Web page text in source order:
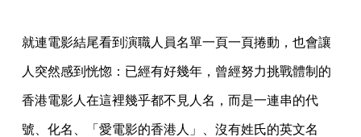
就連電影結尾看到演職人員名單一頁一頁捲動，也會讓
人突然感到恍惚：已經有好幾年，曾經努力挑戰體制的
香港電影人在這裡幾乎都不見人名，而是一連串的代
號、化名、「愛電影的香港人」、沒有姓氏的英文名